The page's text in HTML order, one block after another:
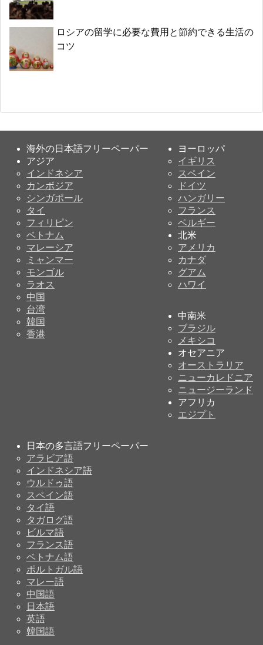
ロシアの留学に必要な費用と節約できる生活の
コツ
海外の日本語フリーペーパー
アジア
インドネシア
カンボジア
シンガポール
タイ
フィリピン
ベトナム
マレーシア
ミャンマー
モンゴル
ラオス
中国
台湾
韓国
香港
ヨーロッパ
イギリス
スペイン
ドイツ
ハンガリー
フランス
ベルギー
北米
アメリカ
カナダ
グアム
ハワイ
中南米
ブラジル
メキシコ
オセアニア
オーストラリア
ニューカレドニア
ニュージーランド
アフリカ
エジプト
日本の多言語フリーペーパー
アラビア語
インドネシア語
ウルドゥ語
スペイン語
タイ語
タガログ語
ビルマ語
フランス語
ベトナム語
ポルトガル語
マレー語
中国語
日本語
英語
韓国語